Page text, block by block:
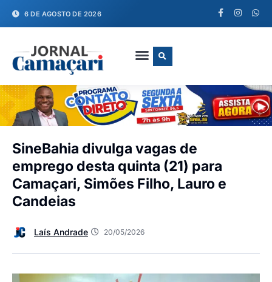
6 DE AGOSTO DE 2026
SineBahia divulga vagas de
emprego desta quinta (21) para
Camaçari, Simões Filho, Lauro e
Candeias
Laís Andrade 20/05/2026